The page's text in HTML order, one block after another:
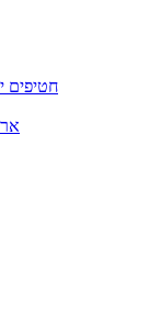
חטיפים